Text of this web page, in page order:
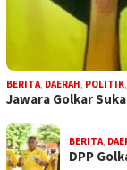
BERITA, DAERAH, POLITIK,
Jawara Golkar
BERITA,
DPP